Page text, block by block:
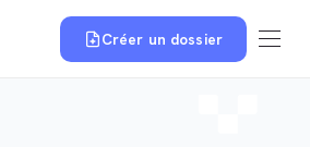
Créer un dossier